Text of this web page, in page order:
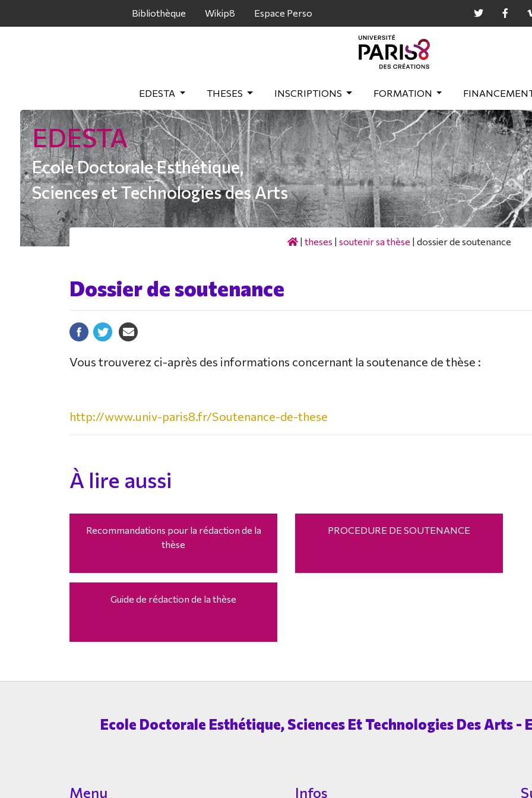
Bibliothèque Wikip8 Espace Perso
EDESTA THESES INSCRIPTIONS FORMATION
EDESTA
Ecole Doctorale Esthétique,
Sciences et Technologies des Arts
| theses | soutenir sa thèse | dossier de soutenance
Dossier de soutenance
Vous trouverez ci-après des informations concernant la soutenance de thèse :
http://www.univ-paris8.fr/Soutenance-de-these
À lire aussi
Recommandations pour la rédaction de la
thèse
PROCEDURE DE SOUTENANCE
Guide de rédaction de la thèse
Ecole Doctorale Esthétique, Sciences Et Technologies Des Arts -
Menu Infos